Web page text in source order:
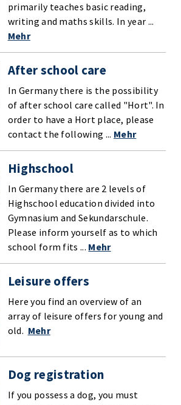
primarily teaches basic reading,
writing and maths skills. In year ...
Mehr
After school care
In Germany there is the possibility
of after school care called "Hort". In
order to have a Hort place, please
contact the following ... Mehr
Highschool
In Germany there are 2 levels of
Highschool education divided into
Gymnasium and Sekundarschule.
Please inform yourself as to which
school form fits ... Mehr
Leisure offers
Here you find an overview of an
array of leisure offers for young and
old. Mehr
Dog registration
If you possess a dog, you must